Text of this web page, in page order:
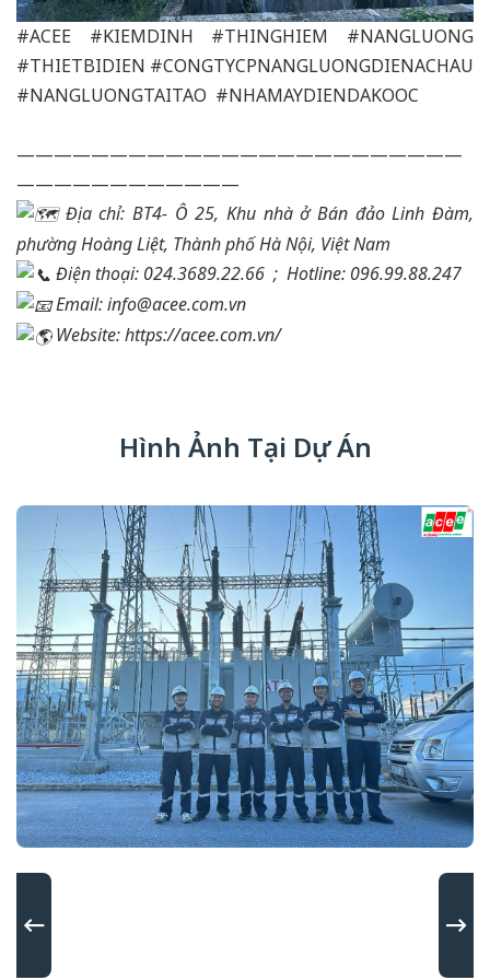
#ACEE #KIEMDINH #THINGHIEM
#NANGLUONG
#THIETBIDIEN #CONGTYCPNANGLUONGDIENACHAU
#NANGLUONGTAITAO #NHAMAYDIENDAKOOC
————————————————————————
————————————
Địa chỉ: BT4- Ô 25, Khu nhà ở Bán đảo Linh Đàm,
phường Hoàng Liệt, Thành phố Hà Nội, Việt Nam
Điện thoại: 024.3689.22.66 ; Hotline: 096.99.88.247
Email: info@acee.com.vn
Website:https://acee.com.vn/
Hình Ảnh Tại Dự Án